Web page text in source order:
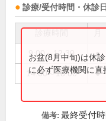
診療/受付時間・休診日
9:00～12:30 ●
14:00～18:00 ●
お盆(8月中旬)は休
に必ず医療機関に直
備考: 最終受付